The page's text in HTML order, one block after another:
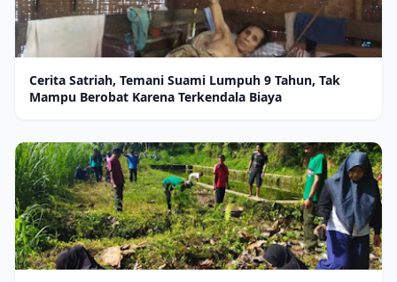
Cerita Satriah, Temani Suami Lumpuh 9 Tahun, Tak
Mampu Berobat Karena Terkendala Biaya